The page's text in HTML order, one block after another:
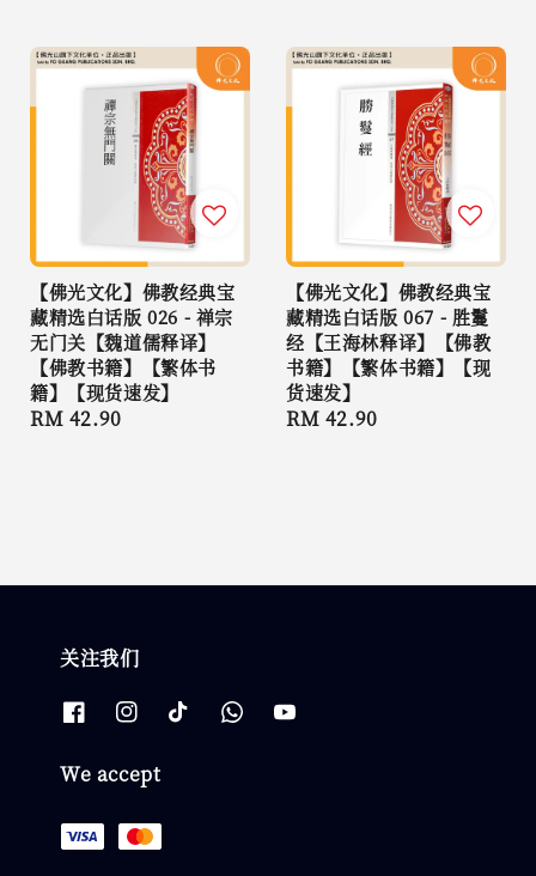
【佛光文化】佛教经典宝
藏精选白话版 026 - 禅宗
无门关【魏道儒释译】
【佛教书籍】【繁体书
籍】【现货速发】
Regular
RM 42.90
【佛光文化】佛教经典宝
藏精选白话版 067 - 胜鬘
经【王海林释译】【佛教
书籍】【繁体书籍】【现
货速发】
Regular
RM 42.90
关注我们
We accept